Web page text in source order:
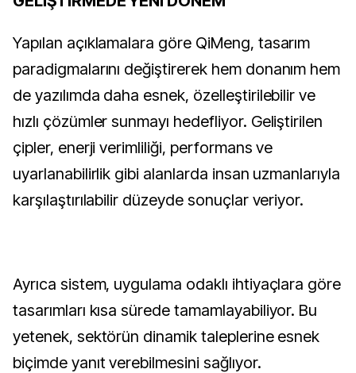
Yapılan açıklamalara göre QiMeng, tasarım
paradigmalarını değiştirerek hem donanım hem
de yazılımda daha esnek, özelleştirilebilir ve
hızlı çözümler sunmayı hedefliyor. Geliştirilen
çipler, enerji verimliliği, performans ve
uyarlanabilirlik gibi alanlarda insan uzmanlarıyla
karşılaştırılabilir düzeyde sonuçlar veriyor.
Ayrıca sistem, uygulama odaklı ihtiyaçlara göre
tasarımları kısa sürede tamamlayabiliyor. Bu
yetenek, sektörün dinamik taleplerine esnek
biçimde yanıt verebilmesini sağlıyor.